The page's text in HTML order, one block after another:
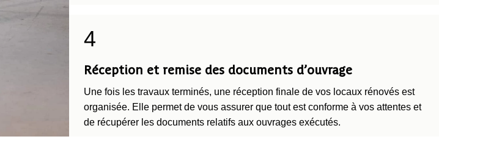
4
Réception et remise des documents d’ouvrage
Une fois les travaux terminés, une réception finale de vos locaux rénovés est
organisée. Elle permet de vous assurer que tout est conforme à vos attentes et
de récupérer les documents relatifs aux ouvrages exécutés.